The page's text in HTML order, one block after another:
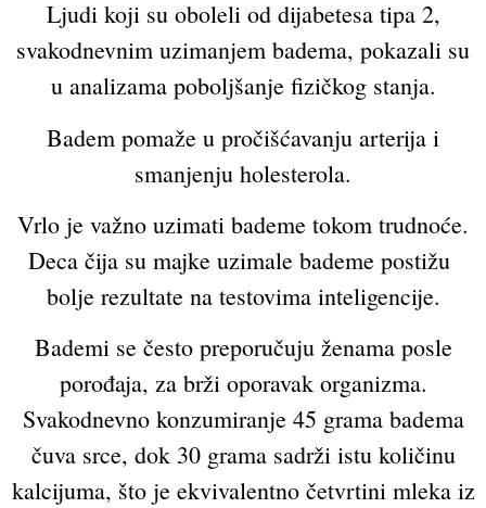
Ljudi koji su oboleli od dijabetesa tipa 2,
svakodnevnim uzimanjem badema, pokazali su
u analizama poboljšanje fizičkog stanja.
Badem pomaže u pročišćavanju arterija i
smanjenju holesterola.
Vrlo je važno uzimati bademe tokom trudnoće.
Deca čija su majke uzimale bademe postižu
bolje rezultate na testovima inteligencije.
Bademi se često preporučuju ženama posle
porođaja, za brži oporavak organizma.
Svakodnevno konzumiranje 45 grama badema
čuva srce, dok 30 grama sadrži istu količinu
kalcijuma, što je ekvivalentno četvrtini mleka iz